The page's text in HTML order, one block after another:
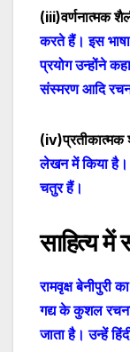
(iii)वर्णनात्मक
करते हैं। इस
प्रयोग उन्होंने
संस्मरण आदि
(iv)प्रतीकात्मक
लेखन में किया है।
चतुर हैं।
साहित्य में
रामवृक्ष बेनीपुरी
गद्य के कुशल
जाता है। उन्हें